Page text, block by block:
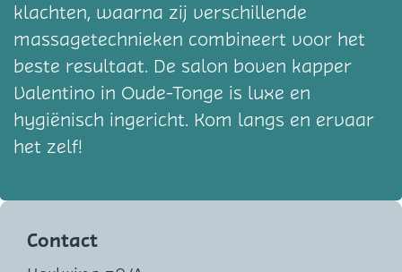
klachten, waarna zij verschillende
massagetechnieken combineert voor het
beste resultaat. De salon boven kapper
Valentino in Oude-Tonge is luxe en
hygiënisch ingericht. Kom langs en ervaar
het zelf!
Contact